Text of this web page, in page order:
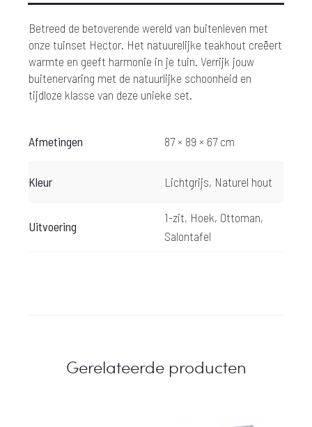
Betreed de betoverende wereld van buitenleven met
onze tuinset Hector. Het natuurelijke teakhout creëert
warmte en geeft harmonie in je tuin. Verrijk jouw
buitenervaring met de natuurlijke schoonheid en
tijdloze klasse van deze unieke set.
Afmetingen 87 × 89 × 67 cm
Kleur Lichtgrijs, Naturel hout
Uitvoering
1-zit, Hoek, Ottoman,
Salontafel
Gerelateerde producten